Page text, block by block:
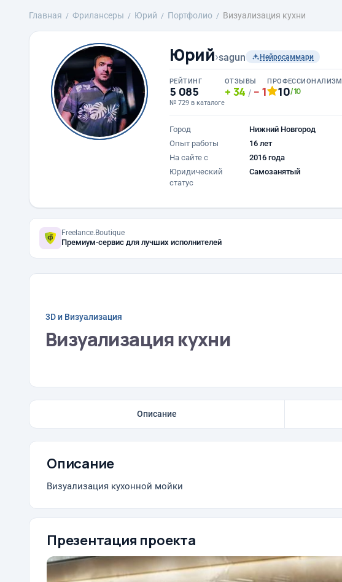
Главная Фрилансеры Юрий Портфолио Визуализация кухни
Юрий›sagun Нейросаммари
РЕЙТИНГ
5 085
№ 729 в каталоге
ОТЗЫВЫ
34 / 1
ПРОФЕССИОНАЛИЗМ
10/10
Город
Нижний Новгород
Опыт работы
16 лет
На сайте с
2016 года
Юридический
статус
Самозанятый
Freelance.Boutique
Премиум-сервис для лучших исполнителей
3D и Визуализация
Визуализация кухни
Описание
Описание
Визуализация кухонной мойки
Презентация проекта